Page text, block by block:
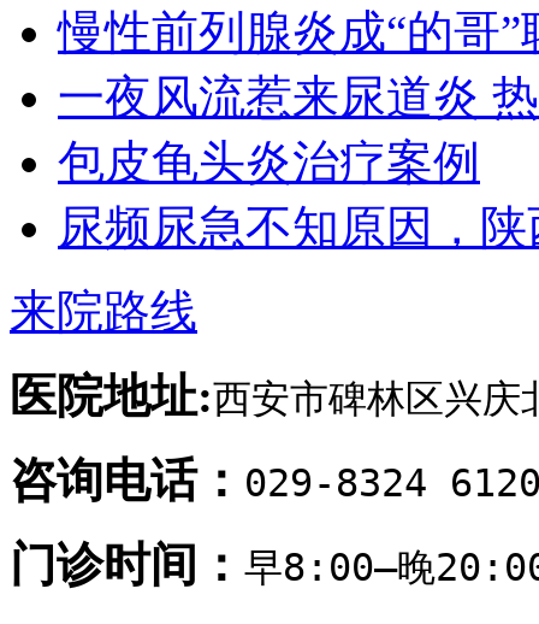
慢性前列腺炎成“的哥”
一夜风流惹来尿道炎
包皮龟头炎治疗案例
尿频尿急不知原因，
来院路线
医院地址:西安市碑林区兴
咨询电话： 029-8324
门诊时间： 早8:00—晚